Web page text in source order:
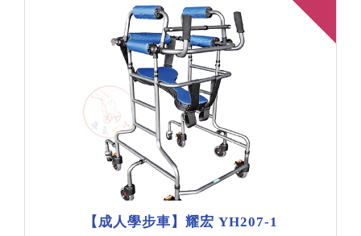
【成人學步車】耀宏 YH207-1